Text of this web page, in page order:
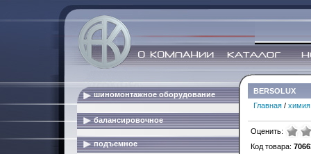
шиномонтажное оборудование
балансировочное
подъемное
BERSOLUX
Главная / химия
Оценить:
Код товара: